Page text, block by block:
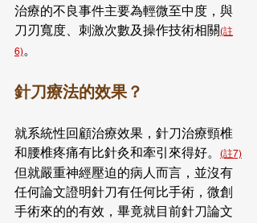
治療的不良事件主要為輕微至中度，與
刀刃寬度、刺激次數及操作技術相關(註
6)。
針刀療法的效果？
就系統性回顧治療效果，針刀治療頸椎
和腰椎疼痛有比針灸和牽引來得好。
(註7)
但就嚴重神經壓迫的病人而言，並沒有
任何論文證明針刀有任何比手術，微創
手術來的的有效，畢竟就目前針刀論文